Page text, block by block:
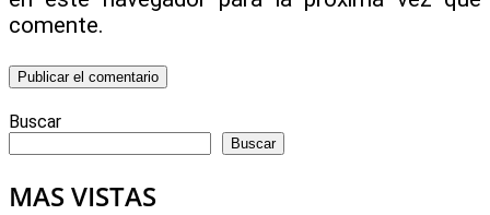
comente.
Buscar
Buscar
MAS VISTAS